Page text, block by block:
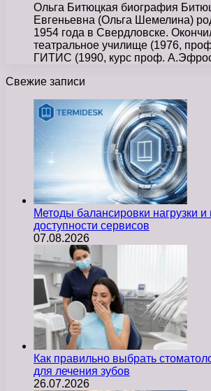
Ольга Битюцкая биография
Евгеньевна (Ольга Шемелина)
1954 года в Свердловске.
театральное училище (1976,
ГИТИС (1990, курс проф.
Свежие записи
Методы балансировки нагрузки
доступности сервисов
07.08.2026
Как правильно выбрать
для лечения зубов
26.07.2026